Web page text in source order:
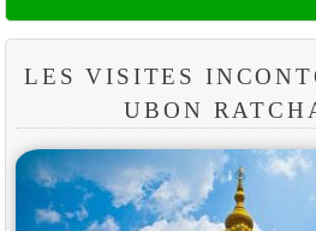
LES VISITES
UBON